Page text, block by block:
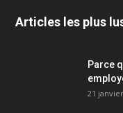
Articles les plus
Parce
21